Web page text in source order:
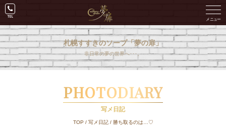
札幌すすきのソープ「夢の扉」
非日常の夢の世界へ･･･。
PHOTODIARY
写メ日記
TOP / 写メ日記/ 勝ち取るのは…♡